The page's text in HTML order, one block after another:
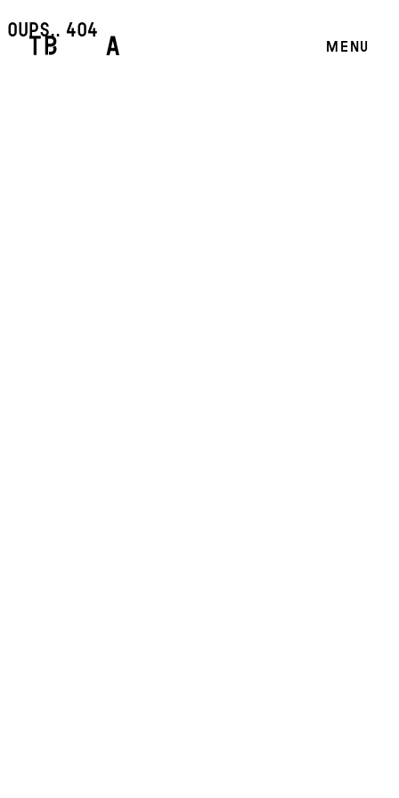
MENU
oups.. 404